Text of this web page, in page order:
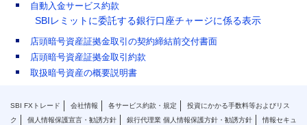
自動入金サービス約款
SBIレミットに委託する銀行口座チャージに係る表示
店頭暗号資産証拠金取引の契約締結前交付書面
店頭暗号資産証拠金取引約款
取扱暗号資産の概要説明書
SBI FXトレード 会社情報 各サービス約款・規定
投資にかかる手数料等およびリス
ク
個人情報保護宣言・勧誘方針 銀行代理業 個人情報保護方針・勧誘方針
情報セキュ